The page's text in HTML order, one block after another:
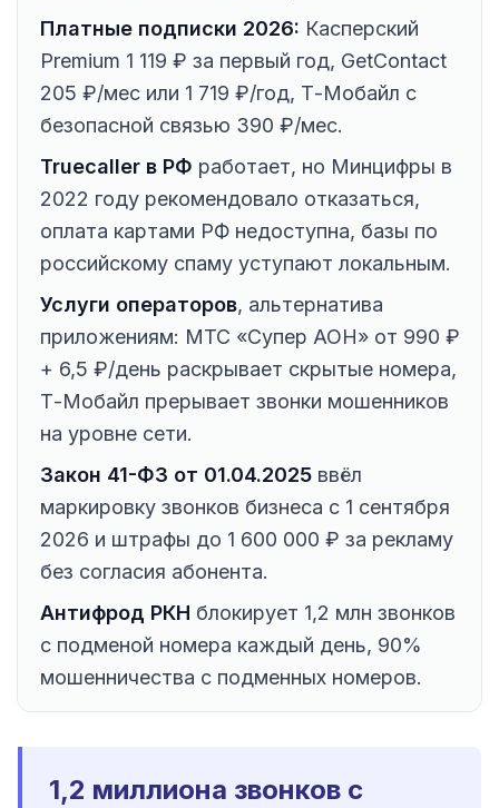
Платные подписки 2026: Касперский
Premium 1 119 ₽ за первый год, GetContact
205 ₽/мес или 1 719 ₽/год, Т-Мобайл с
безопасной связью 390 ₽/мес.
Truecaller в РФ работает, но Минцифры в
2022 году рекомендовало отказаться,
оплата картами РФ недоступна, базы по
российскому спаму уступают локальным.
Услуги операторов, альтернатива
приложениям: МТС «Супер АОН» от 990 ₽
+ 6,5 ₽/день раскрывает скрытые номера,
Т-Мобайл прерывает звонки мошенников
на уровне сети.
Закон 41-ФЗ от 01.04.2025 ввёл
маркировку звонков бизнеса с 1 сентября
2026 и штрафы до 1 600 000 ₽ за рекламу
без согласия абонента.
Антифрод РКН блокирует 1,2 млн звонков
с подменой номера каждый день, 90%
мошенничества с подменных номеров.
1,2 миллиона звонков с